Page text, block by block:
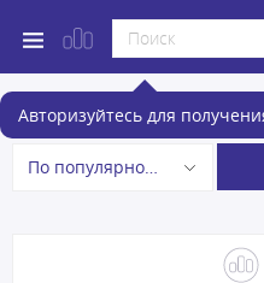
Авторизуйтесь для
Аксессуары для
По популярности